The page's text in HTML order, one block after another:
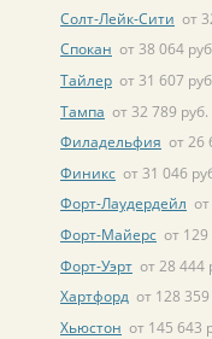
Солт-Лейк-Сити от
Спокан от 38 064
Тайлер от 31 607
Тампа от 32 789 руб.
Филадельфия от 26
Финикс от 31 046
Форт-Лаудердейл
Форт-Майерс от
Форт-Уэрт от 28 444
Хартфорд от 128
Хьюстон от 145 643